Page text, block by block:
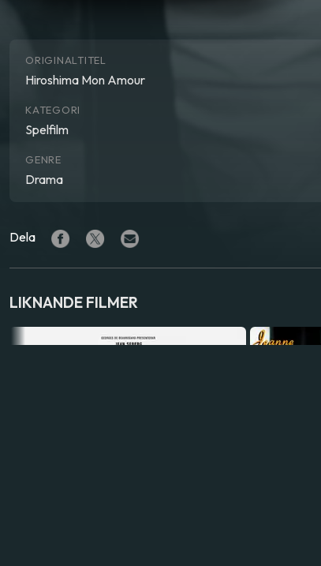
ORIGINALTITEL
Hiroshima Mon Amour
KATEGORI
Spelfilm
GENRE
Drama
Dela
LIKNANDE FILMER